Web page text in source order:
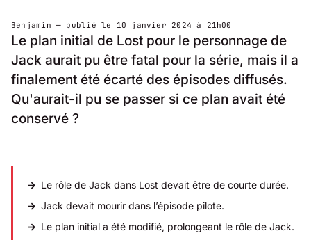
Benjamin — publié le 10 janvier 2024 à 21h00
Le plan initial de Lost pour le personnage de
Jack aurait pu être fatal pour la série, mais il a
finalement été écarté des épisodes diffusés.
Qu'aurait-il pu se passer si ce plan avait été
conservé ?
Le rôle de Jack dans Lost devait être de courte durée.
Jack devait mourir dans l’épisode pilote.
Le plan initial a été modifié, prolongeant le rôle de Jack.